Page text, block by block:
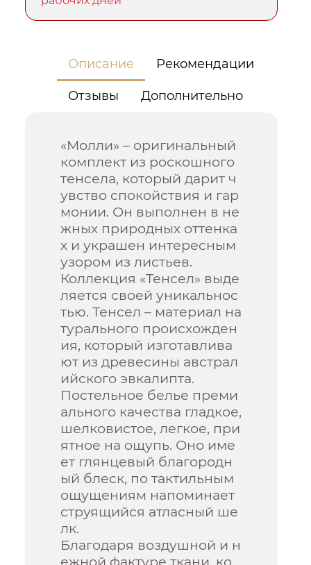
Описание Рекомендации
Отзывы Дополнительно
«Молли» – оригинальный
комплект из роскошного
тенсела, который дарит ч
увство спокойствия и гар
монии. Он выполнен в не
жных природных оттенка
х и украшен интересным
узором из листьев.
Коллекция «Тенсел» выде
ляется своей уникальнос
тью. Тенсел – материал на
турального происхожден
ия, который изготавлива
ют из древесины австрал
ийского эвкалипта.
Постельное белье преми
ального качества гладкое,
шелковистое, легкое, при
ятное на ощупь. Оно име
ет глянцевый благородн
ый блеск, по тактильным
ощущениям напоминает
струящийся атласный ше
лк.
Благодаря воздушной и н